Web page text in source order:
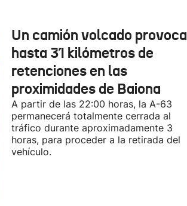
Un camión volcado provoca
hasta 31 kilómetros de
retenciones en las
proximidades de Baiona
A partir de las 22:00 horas, la A-63
permanecerá totalmente cerrada al
tráfico durante aproximadamente 3
horas, para proceder a la retirada del
vehículo.